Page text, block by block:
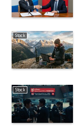
Stock
Stock